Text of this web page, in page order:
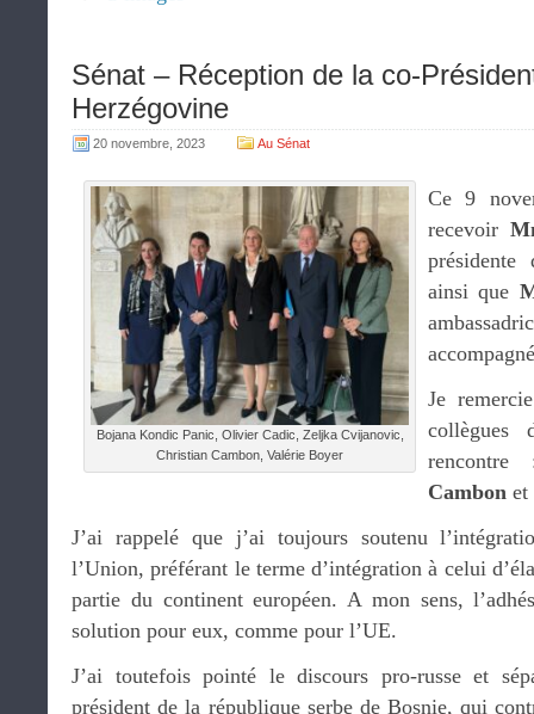
Sénat – Réception de la co-
Herzégovine
20 novembre, 2023 Au Sénat
Bojana Kondic Panic, Olivier Cadic, Zeljka Cvijanovic,
Christian Cambon, Valérie Boyer
Ce 9
recevoir
présidente
ainsi que
Je
collègues
Cambon et
J’ai rappelé que j’ai toujours soutenu
l’Union, préférant le terme d’intégration à celui
partie du continent européen. A mon sens,
solution pour eux, comme pour l’UE.
J’ai toutefois pointé le discours pro-russe et
président de la république serbe de Bosnie, qui